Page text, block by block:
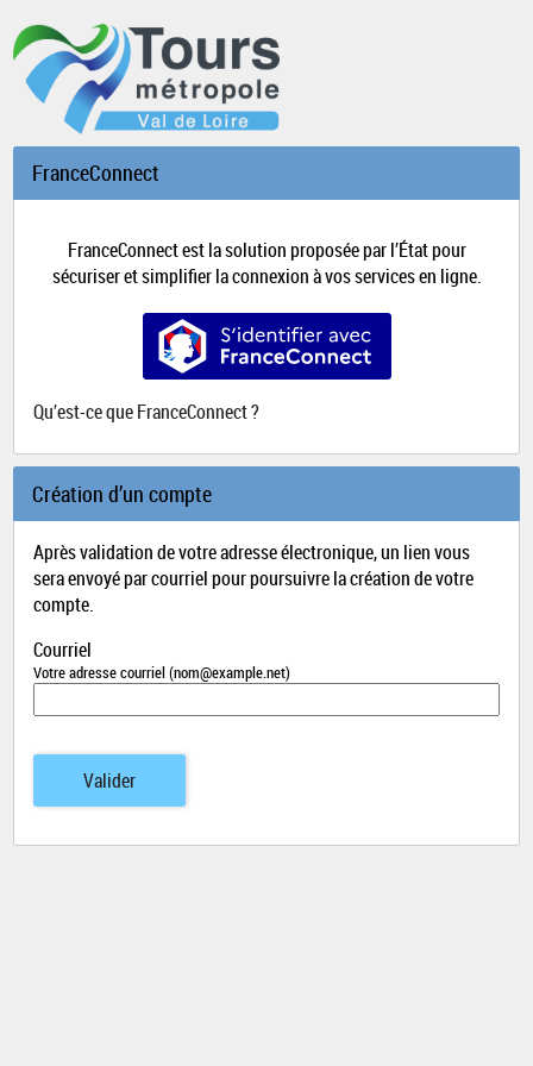
FranceConnect
FranceConnect est la solution proposée par l’État pour
sécuriser et simplifier la connexion à vos services en ligne.
S’identifier avec FranceConnect
Qu’est-ce que FranceConnect ?
Création d’un compte
Après validation de votre adresse électronique, un lien vous
sera envoyé par courriel pour poursuivre la création de votre
compte.
Courriel
Votre adresse courriel (nom@example.net)
Valider